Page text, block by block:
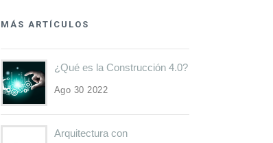
MÁS ARTÍCULOS
¿Qué es la Construcción 4.0?
Ago 30 2022
Arquitectura con